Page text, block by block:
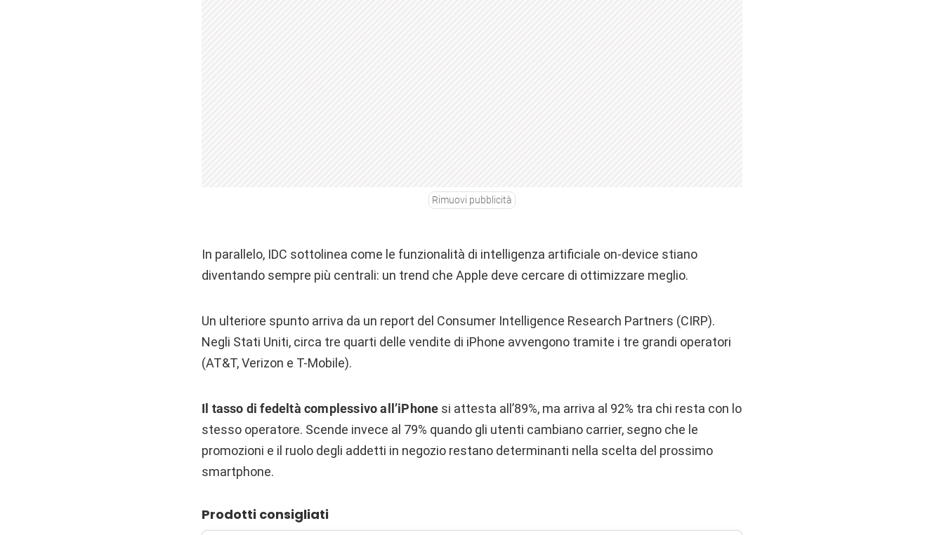
Rimuovi pubblicità
In parallelo, IDC sottolinea come le funzionalità di intelligenza artificiale on-device stiano
diventando sempre più centrali: un trend che Apple deve cercare di ottimizzare meglio.
Un ulteriore spunto arriva da un report del Consumer Intelligence Research Partners (CIRP).
Negli Stati Uniti, circa tre quarti delle vendite di iPhone avvengono tramite i tre grandi operatori
(AT&T, Verizon e T-Mobile).
Il tasso di fedeltà complessivo all’iPhone si attesta all’89%, ma arriva al 92% tra chi resta con lo
stesso operatore. Scende invece al 79% quando gli utenti cambiano carrier, segno che le
promozioni e il ruolo degli addetti in negozio restano determinanti nella scelta del prossimo
smartphone.
Prodotti consigliati